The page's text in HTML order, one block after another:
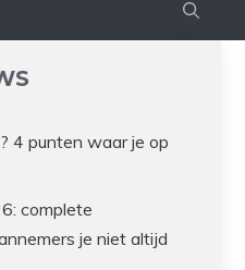
4 punten waar je op
complete
je niet altijd